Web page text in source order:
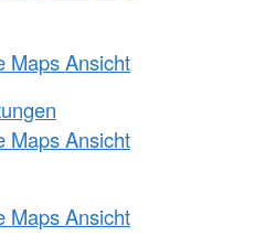
Maps Ansicht
Maps Ansicht
Maps Ansicht